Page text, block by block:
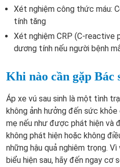
Xét nghiệm công thức máu:
tính tăng
Xét nghiệm CRP (C-reactive
dương tính nếu người bệnh
Khi nào cần gặp Bác
Áp xe vú sau sinh là một tình
không ảnh hưởng đến sức
mẹ nếu như được phát hiện và
không phát hiện hoặc không
những hậu quả nghiêm trọng.
biểu hiện sau, hãy đến ngay